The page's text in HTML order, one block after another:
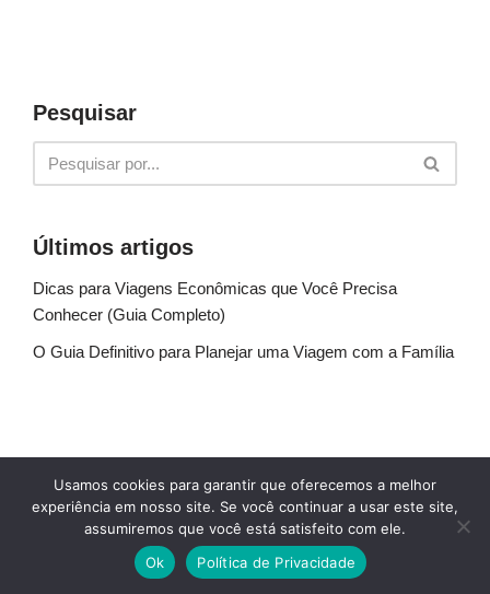
Pesquisar
Últimos artigos
Dicas para Viagens Econômicas que Você Precisa
Conhecer (Guia Completo)
O Guia Definitivo para Planejar uma Viagem com a Família
Sobre Nós Fale conosco
Política de Privacidade
Termos de uso
Glossário Blog
© Explore Destinos - TODOS OS DIREITOS
RESERVADOS.
Usamos cookies para garantir que oferecemos a melhor
experiência em nosso site. Se você continuar a usar este site,
assumiremos que você está satisfeito com ele.
Ok
Política de Privacidade